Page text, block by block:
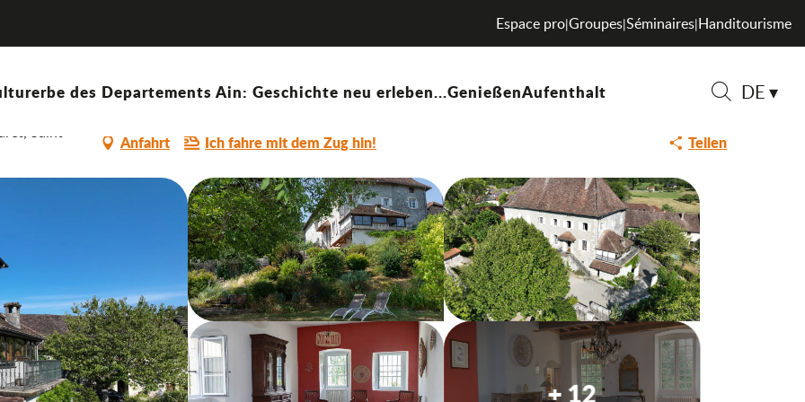
DE
Espace pro|Groupes|Séminaires|Handitourisme
des Departements Ain: Geschichte neu erleben...GenießenAufenthalt
Bugey
Saint-
Anfahrt Ich fahre mit dem Zug hin! Teilen
+ 12